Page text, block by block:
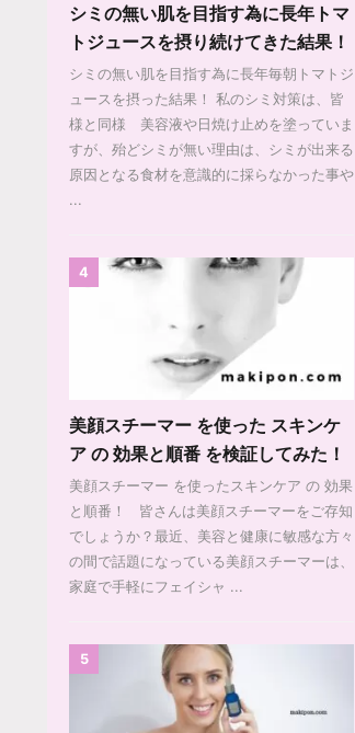
シミの無い肌を目指す為に長年トマ
トジュースを摂り続けてきた結果！
シミの無い肌を目指す為に長年毎朝トマトジ
ュースを摂った結果！ 私のシミ対策は、皆
様と同様 美容液や日焼け止めを塗っていま
すが、殆どシミが無い理由は、シミが出来る
原因となる食材を意識的に採らなかった事や
...
4
美顔スチーマー を使った スキンケ
ア の 効果と順番 を検証してみた！
美顔スチーマー を使ったスキンケア の 効果
と順番！ 皆さんは美顔スチーマーをご存知
でしょうか？最近、美容と健康に敏感な方々
の間で話題になっている美顔スチーマーは、
家庭で手軽にフェイシャ ...
5